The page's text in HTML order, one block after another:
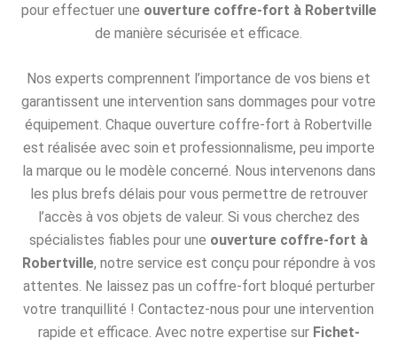
pour effectuer une ouverture coffre-fort à Robertville
de manière sécurisée et efficace.
Nos experts comprennent l’importance de vos biens et
garantissent une intervention sans dommages pour votre
équipement. Chaque ouverture coffre-fort à Robertville
est réalisée avec soin et professionnalisme, peu importe
la marque ou le modèle concerné. Nous intervenons dans
les plus brefs délais pour vous permettre de retrouver
l’accès à vos objets de valeur. Si vous cherchez des
spécialistes fiables pour une ouverture coffre-fort à
Robertville, notre service est conçu pour répondre à vos
attentes. Ne laissez pas un coffre-fort bloqué perturber
votre tranquillité ! Contactez-nous pour une intervention
rapide et efficace. Avec notre expertise sur Fichet-